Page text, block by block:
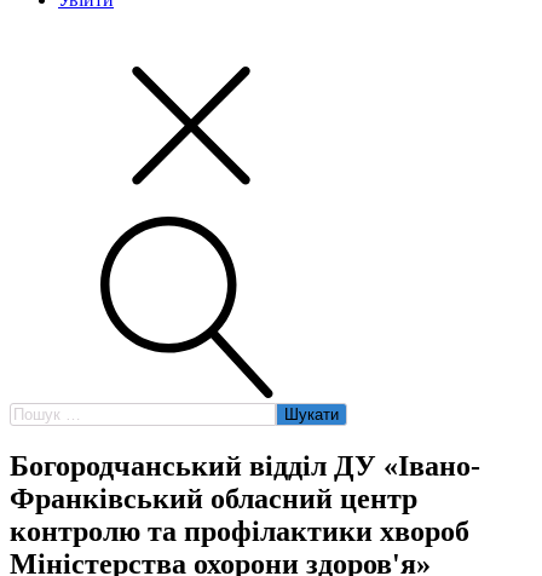
Пошук:
Богородчанський відділ ДУ «Івано-
Франківський обласний центр
контролю та профілактики хвороб
Міністерства охорони здоров'я»